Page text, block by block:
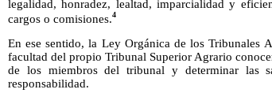
legalidad, honradez, lealtad, imparcialidad y
cargos o comisiones.4
En ese sentido, la Ley Orgánica de los Tribunales
facultad del propio Tribunal Superior Agrario
de los miembros del tribunal y determinar las
responsabilidad.